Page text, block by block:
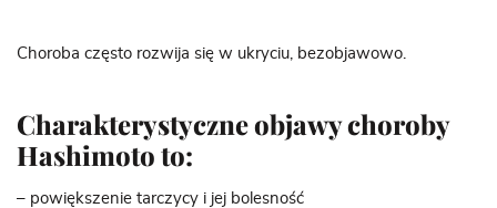
Choroba często rozwija się w ukryciu, bezobjawowo.
Charakterystyczne objawy choroby
Hashimoto to:
– powiększenie tarczycy i jej bolesność